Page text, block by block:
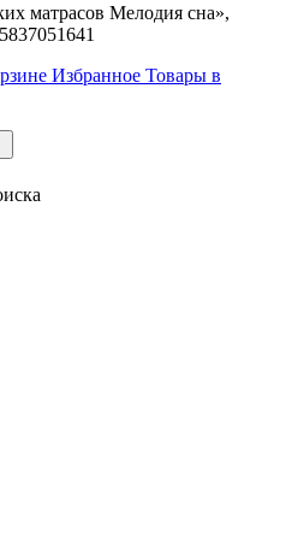
матрасов Мелодия сна»,
Избранное Товары в